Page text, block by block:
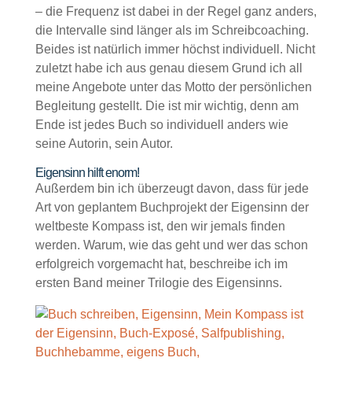
– die Frequenz ist dabei in der Regel ganz anders,
die Intervalle sind länger als im Schreibcoaching.
Beides ist natürlich immer höchst individuell. Nicht
zuletzt habe ich aus genau diesem Grund ich all
meine Angebote unter das Motto der persönlichen
Begleitung gestellt. Die ist mir wichtig, denn am
Ende ist jedes Buch so individuell anders wie
seine Autorin, sein Autor.
Eigensinn hilft enorm!
Außerdem bin ich überzeugt davon, dass für jede
Art von geplantem Buchprojekt der Eigensinn der
weltbeste Kompass ist, den wir jemals finden
werden. Warum, wie das geht und wer das schon
erfolgreich vorgemacht hat, beschreibe ich im
ersten Band meiner Trilogie des Eigensinns.